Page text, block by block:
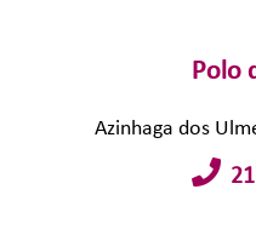
Polo
Azinhaga dos